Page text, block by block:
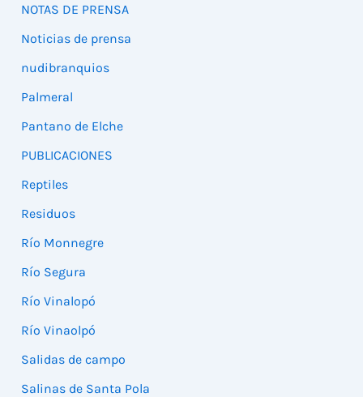
NOTAS DE PRENSA
Noticias de prensa
nudibranquios
Palmeral
Pantano de Elche
PUBLICACIONES
Reptiles
Residuos
Río Monnegre
Río Segura
Río Vinalopó
Río Vinaolpó
Salidas de campo
Salinas de Santa Pola